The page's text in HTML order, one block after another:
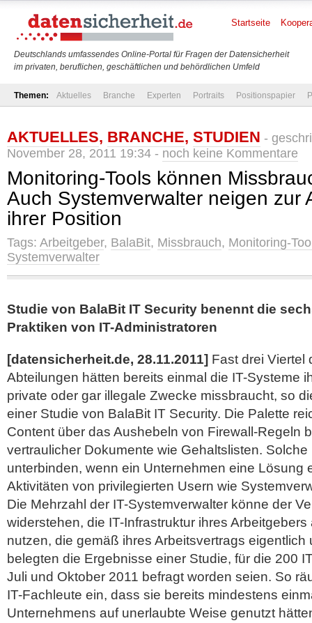
Deutschlands umfassendes Online-Portal für Fragen der Datensicherheit
im privaten, beruflichen, geschäftlichen und behördlichen Umfeld
Startseite
Themen: Aktuelles Branche Experten Portraits Positionspapier
AKTUELLES, BRANCHE, STUDIEN -
November 28, 2011 19:34 - noch keine Kommentare
Monitoring-Tools können
Auch Systemverwalter neigen zur
ihrer Position
Tags: Arbeitgeber, BalaBit, Missbrauch, Monitoring-
Systemverwalter
Studie von BalaBit IT Security benennt die
Praktiken von IT-Administratoren
[datensicherheit.de, 28.11.2011] Fast drei Viertel
Abteilungen hätten bereits einmal die IT-Systeme
private oder gar illegale Zwecke missbraucht, so
einer Studie von BalaBit IT Security. Die Palette
Content über das Aushebeln von Firewall-Regeln
vertraulicher Dokumente wie Gehaltslisten.
unterbinden, wenn ein Unternehmen eine Lösung
Aktivitäten von privilegierten Usern wie
Die Mehrzahl der IT-Systemverwalter könne der
widerstehen, die IT-Infrastruktur ihres
nutzen, die gemäß ihres Arbeitsvertrags eigentlich
belegten die Ergebnisse einer Studie, für die 200
Juli und Oktober 2011 befragt worden seien. So
IT-Fachleute ein, dass sie bereits mindestens
Unternehmens auf unerlaubte Weise genutzt